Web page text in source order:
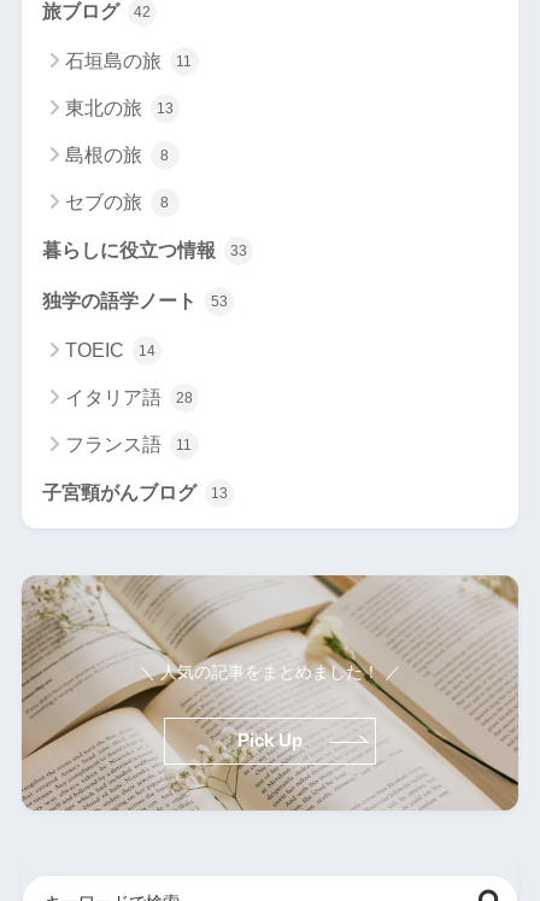
旅ブログ 42
石垣島の旅 11
東北の旅 13
島根の旅 8
セブの旅 8
暮らしに役立つ情報 33
独学の語学ノート 53
TOEIC 14
イタリア語 28
フランス語 11
子宮頸がんブログ 13
＼ 人気の記事をまとめました！ ／
Pick Up